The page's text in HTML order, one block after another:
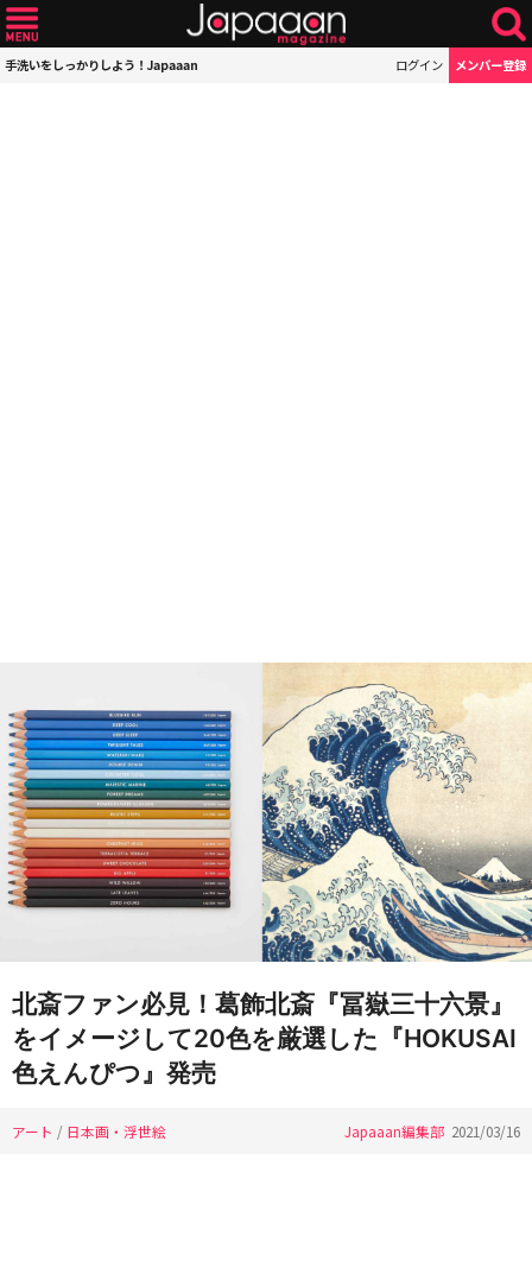
手洗いをしっかりしよう！Japaaan ログイン メンバー登録
北斎ファン必見！葛飾北斎『冨嶽三十六景』
をイメージして20色を厳選した『HOKUSAI
色えんぴつ』発売
アート / 日本画・浮世絵 Japaaan編集部 2021/03/16